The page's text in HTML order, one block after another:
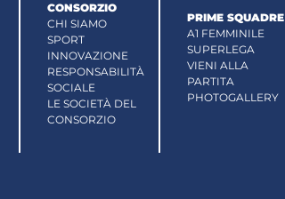
CONSORZIO
CHI SIAMO
SPORT
INNOVAZIONE
RESPONSABILITÀ
SOCIALE
LE SOCIETÀ DEL
CONSORZIO
PRIME SQUADRE
A1 FEMMINILE
SUPERLEGA
VIENI ALLA
PARTITA
PHOTOGALLERY